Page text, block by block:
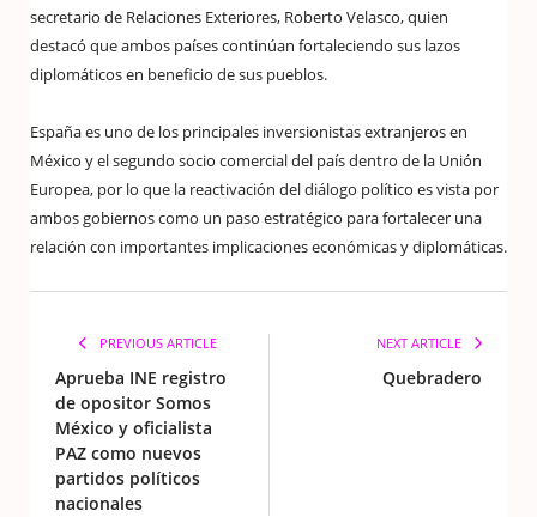
secretario de Relaciones Exteriores, Roberto Velasco, quien
destacó que ambos países continúan fortaleciendo sus lazos
diplomáticos en beneficio de sus pueblos.
España es uno de los principales inversionistas extranjeros en
México y el segundo socio comercial del país dentro de la Unión
Europea, por lo que la reactivación del diálogo político es vista por
ambos gobiernos como un paso estratégico para fortalecer una
relación con importantes implicaciones económicas y diplomáticas.
PREVIOUS ARTICLE
Aprueba INE registro
de opositor Somos
México y oficialista
PAZ como nuevos
partidos políticos
nacionales
NEXT ARTICLE
Quebradero